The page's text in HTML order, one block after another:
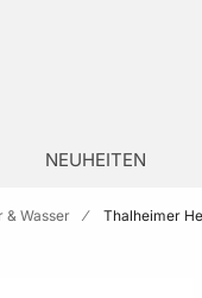
NEUHEITEN
& Wasser Thalheimer